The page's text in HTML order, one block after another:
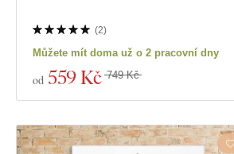
(2)
Můžete mít doma už o 2 pracovní dny
od 559 Kč 749 Kč